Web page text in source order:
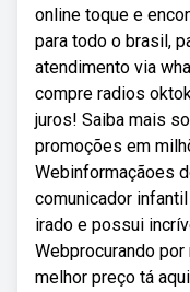
online toque e
para todo o brasil,
atendimento via
compre radios
juros! Saiba mais
promoções em
Webinformaçãoes
comunicador
irado e possui
Webprocurando
melhor preço tá